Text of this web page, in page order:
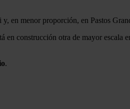
en menor proporción, en Pastos
en construcción otra de mayor escala
.